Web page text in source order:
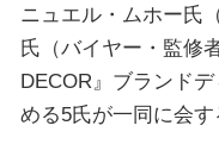
ニュエル・ムホー氏
氏（バイヤー・監修
DECOR』ブランド
める5氏が一同に会す